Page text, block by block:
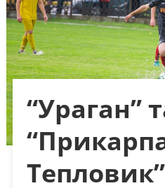
“Ураган”
Тепловик”